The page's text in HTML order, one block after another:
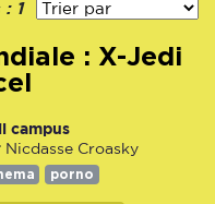
: 1
campus
Nicdasse Croasky
porno